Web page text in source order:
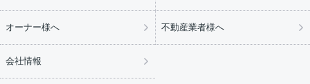
オーナー様へ 不動産業者様へ
会社情報